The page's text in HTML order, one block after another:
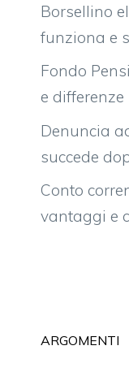
Borsellino
funziona e
Fondo
e differenze
Denuncia
succede
Conto
vantaggi e
ARGOMENTI